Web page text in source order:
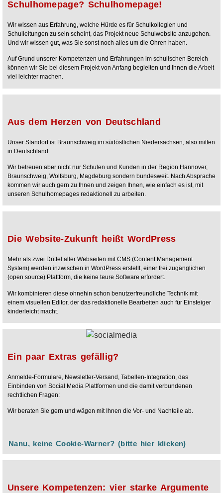
Schulhomepage? Schulhomepage!
Wir wissen aus Erfahrung, welche Hürde es für Schulkollegien und
Schulleitungen zu sein scheint, das Projekt neue Schulwebsite anzugehen.
Und wir wissen gut, was Sie sonst noch alles um die Ohren haben.
Auf Grund unserer Kompetenzen und Erfahrungen im schulischen Bereich
können wir Sie bei diesem Projekt von Anfang begleiten und Ihnen die Arbeit
viel leichter machen.
Aus dem Herzen von Deutschland
Unser Standort ist Braunschweig im südöstlichen Niedersachsen, also mitten
in Deutschland.
Wir betreuen aber nicht nur Schulen und Kunden in der Region Hannover,
Braunschweig, Wolfsburg, Magdeburg sondern bundesweit. Nach Absprache
kommen wir auch gern zu Ihnen und zeigen Ihnen, wie einfach es ist, mit
unseren Schulhomepages redaktionell zu arbeiten.
Die Website-Zukunft heißt WordPress
Mehr als zwei Drittel aller Webseiten mit CMS (Content Management
System) werden inzwischen in WordPress erstellt, einer frei zugänglichen
(open source) Plattform, die keine teure Software erfordert.
Wir kombinieren diese ohnehin schon benutzerfreundliche Technik mit
einem visuellen Editor, der das redaktionelle Bearbeiten auch für Einsteiger
kinderleicht macht.
Ein paar Extras gefällig?
Anmelde-Formulare, Newsletter-Versand, Tabellen-Integration, das
Einbinden von Social Media Plattformen und die damit verbundenen
rechtlichen Fragen:
Wir beraten Sie gern und wägen mit Ihnen die Vor- und Nachteile ab.
Nanu, keine Cookie-Warner? (bitte hier klicken)
Unsere Kompetenzen: vier starke Argumente